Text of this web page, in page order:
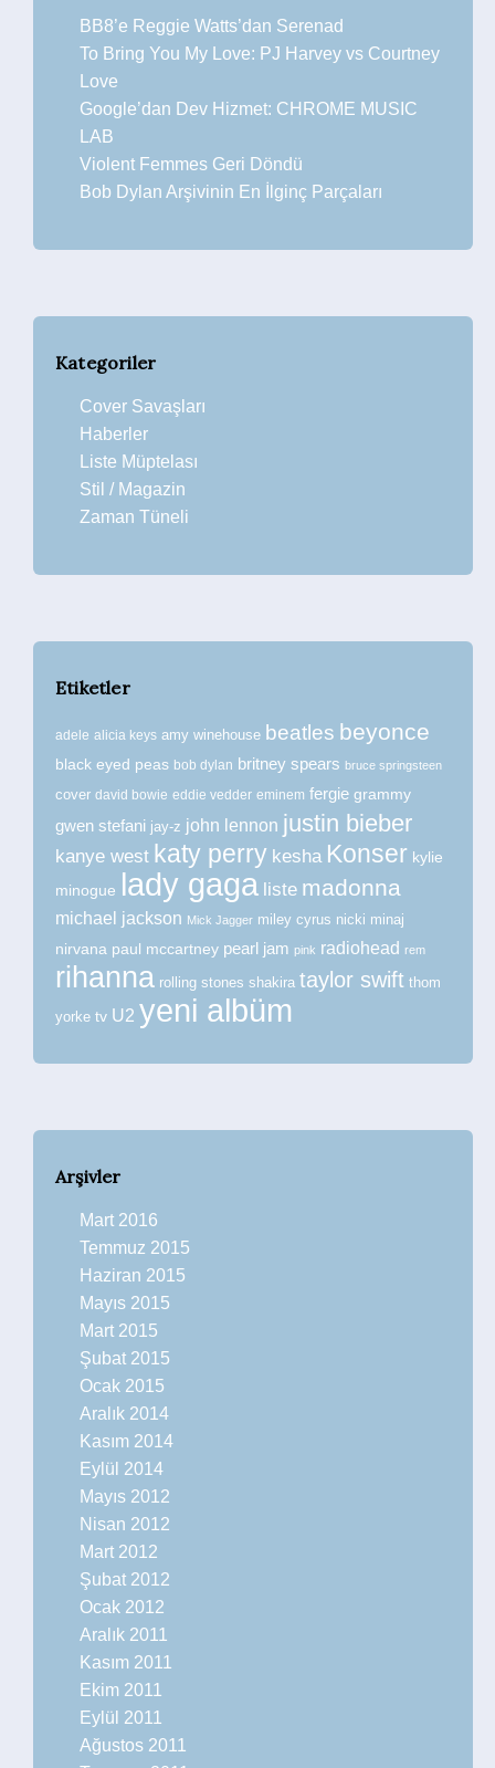
BB8’e Reggie Watts’dan Serenad
To Bring You My Love: PJ Harvey vs Courtney
Love
Google’dan Dev Hizmet: CHROME MUSIC
LAB
Violent Femmes Geri Döndü
Bob Dylan Arşivinin En İlginç Parçaları
Kategoriler
Cover Savaşları
Haberler
Liste Müptelası
Stil / Magazin
Zaman Tüneli
Etiketler
adele alicia keys amy winehouse beatles beyonce
black eyed peas bob dylan britney spears bruce springsteen
cover david bowie eddie vedder eminem fergie grammy
gwen stefani jay-z john lennon justin bieber
kanye west katy perry kesha Konser kylie
minogue lady gaga liste madonna
michael jackson Mick Jagger miley cyrus nicki minaj
nirvana paul mccartney pearl jam pink radiohead rem
rihanna rolling stones shakira taylor swift thom
yorke tv U2 yeni albüm
Arşivler
Mart 2016
Temmuz 2015
Haziran 2015
Mayıs 2015
Mart 2015
Şubat 2015
Ocak 2015
Aralık 2014
Kasım 2014
Eylül 2014
Mayıs 2012
Nisan 2012
Mart 2012
Şubat 2012
Ocak 2012
Aralık 2011
Kasım 2011
Ekim 2011
Eylül 2011
Ağustos 2011